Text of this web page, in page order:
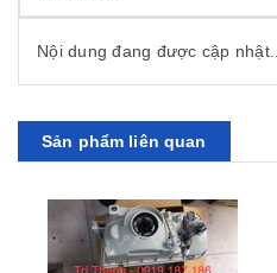
Nội dung đang được cập nhật...
Sản phẩm liên quan